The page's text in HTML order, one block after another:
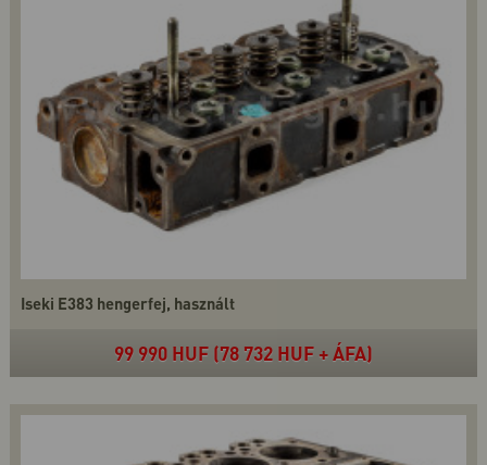
Iseki E383 hengerfej, használt
99 990 HUF (78 732 HUF + ÁFA)